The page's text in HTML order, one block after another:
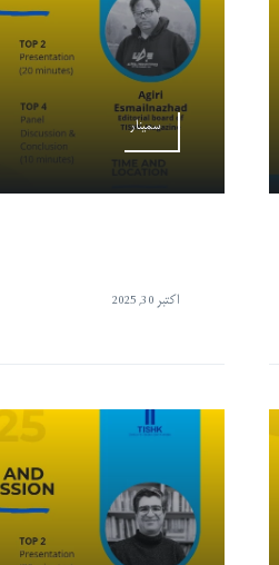
سمینار
اکتبر 30, 2025